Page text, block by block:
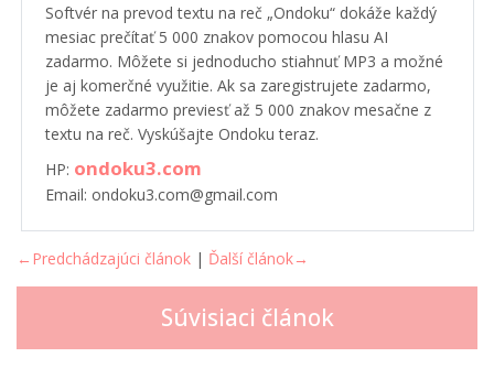
Softvér na prevod textu na reč „Ondoku“ dokáže každý
mesiac prečítať 5 000 znakov pomocou hlasu AI
zadarmo. Môžete si jednoducho stiahnuť MP3 a možné
je aj komerčné využitie. Ak sa zaregistrujete zadarmo,
môžete zadarmo previesť až 5 000 znakov mesačne z
textu na reč. Vyskúšajte Ondoku teraz.
HP: ondoku3.com
Email: ondoku3.com@gmail.com
←Predchádzajúci článok | Ďalší článok→
Súvisiaci článok